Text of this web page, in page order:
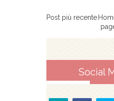
Post più recente
Social